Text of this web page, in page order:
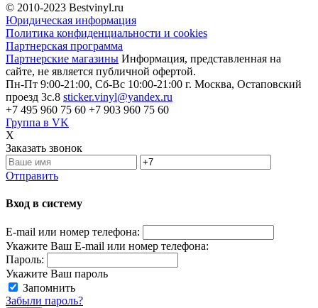
© 2010-2023 Bestvinyl.ru
Юридическая информация
Политика конфиденциальности и cookies
Партнерская программа
Партнерские магазины Информация, представленная на
сайте, не является публичной офертой.
Пн-Пт 9:00-21:00, Сб-Вс 10:00-21:00 г. Москва, Остаповский
проезд 3с.8 sticker.vinyl@yandex.ru
+7 495 960 75 60 +7 903 960 75 60
Группа в VK
X
Заказать звонок
Отправить
Вход в систему
E-mail или номер телефона:
Укажите Ваш E-mail или номер телефона:
Пароль:
Укажите Ваш пароль
Запомнить
Забыли пароль?